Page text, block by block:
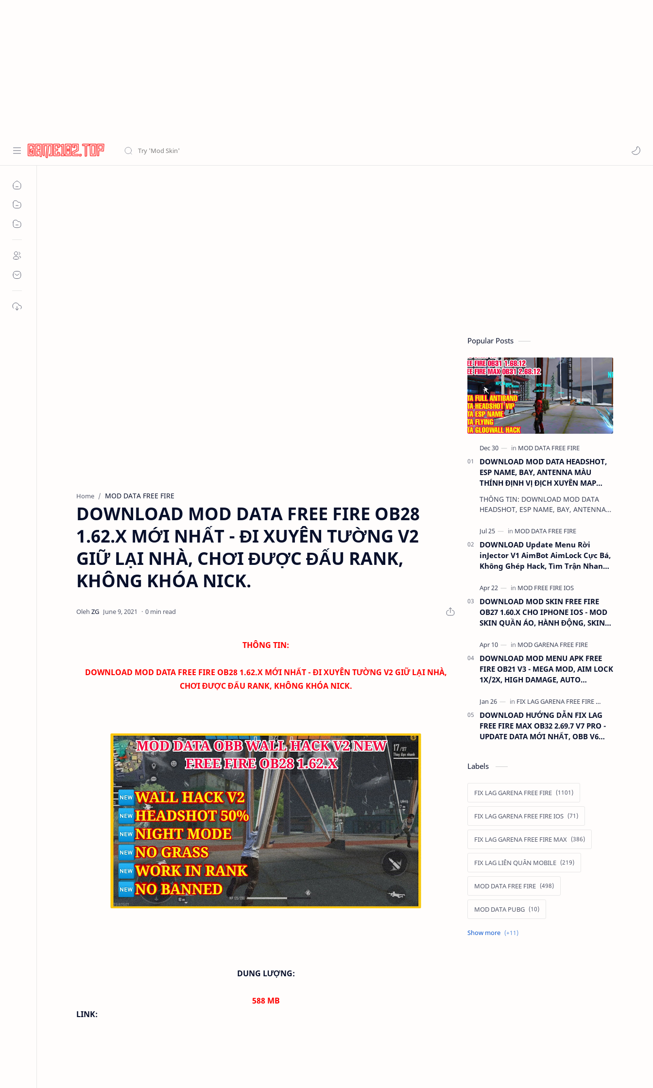
Home MOD DATA FREE FIRE
DOWNLOAD MOD DATA FREE FIRE OB28
1.62.X MỚI NHẤT - ĐI XUYÊN TƯỜNG V2
GIỮ LẠI NHÀ, CHƠI ĐƯỢC ĐẤU RANK,
KHÔNG KHÓA NICK.
0 min read
THÔNG TIN:
DOWNLOAD MOD DATA FREE FIRE OB28 1.62.X MỚI NHẤT- ĐI XUYÊN TƯỜNG V2 GIỮ LẠI NHÀ,
CHƠI ĐƯỢC ĐẤU RANK, KHÔNG KHÓA NICK.
DUNG LƯỢNG:
588 MB
LINK:
Popular Posts
DOWNLOAD MOD DATA HEADSHOT,
ESP NAME, BAY, ANTENNA MÀU
THÍNH ĐỊNH VỊ ĐỊCH XUYÊN MAP
CHO FREE FIRE OB31 1.68.12/2.68.12
MỚI NHẤT - KHÔNG KHÓA NICK
THÔNG TIN: DOWNLOAD MOD DATA
HEADSHOT, ESP NAME, BAY, ANTENNA
CHO FREE FIRE OB31 1.68.12/2.68.12
MỚI NHẤT - KHÔN…
DOWNLOAD Update Menu Rời
inJector V1 AimBot AimLock Cực Bá,
Không Ghép Hack, Tìm Trận Nhanh,
DOWNLOAD MOD SKIN FREE FIRE
OB27 1.60.X CHO IPHONE IOS - MOD
SKIN QUẦN ÁO, HÀNH ĐỘNG, SKIN
DOWNLOAD MOD MENU APK FREE
FIRE OB21 V3 - MEGA MOD, AIM LOCK
1X/2X, HIGH DAMAGE, AUTO
DOWNLOAD HƯỚNG DẪN FIX LAG
FREE FIRE MAX OB32 2.69.7 V7 PRO -
UPDATE DATA MỚI NHẤT, OBB V6
Labels
FIX LAG GARENA FREE FIRE
FIX LAG GARENA FREE FIRE IOS
FIX LAG GARENA FREE FIRE MAX
FIX LAG LIÊN QUÂN MOBILE
MOD DATA FREE FIRE
MOD DATA PUBG
MOD FREE FIRE